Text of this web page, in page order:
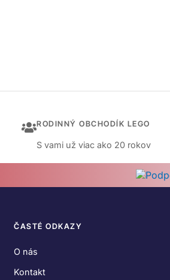
RODINNÝ OBCHODÍK LEGO
S vami už viac ako 20 rokov
ČASTÉ ODKAZY
O nás
Kontakt